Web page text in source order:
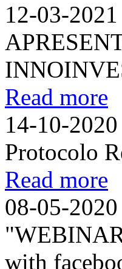
12-03-2021
Read more
14-10-2020
Protocolo
Read more
08-05-2020
with